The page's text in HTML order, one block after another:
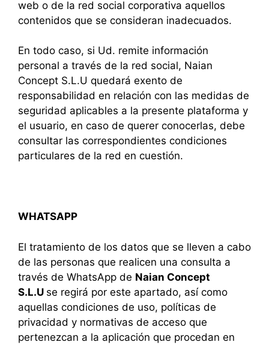
web o de la red social corporativa aquellos
contenidos que se consideran inadecuados.
En todo caso, si Ud. remite información
personal a través de la red social, Naian
Concept S.L.U quedará exento de
responsabilidad en relación con las medidas de
seguridad aplicables a la presente plataforma y
el usuario, en caso de querer conocerlas, debe
consultar las correspondientes condiciones
particulares de la red en cuestión.
WHATSAPP
El tratamiento de los datos que se lleven a cabo
de las personas que realicen una consulta a
través de WhatsApp de Naian Concept
S.L.U se regirá por este apartado, así como
aquellas condiciones de uso, políticas de
privacidad y normativas de acceso que
pertenezcan a la aplicación que procedan en